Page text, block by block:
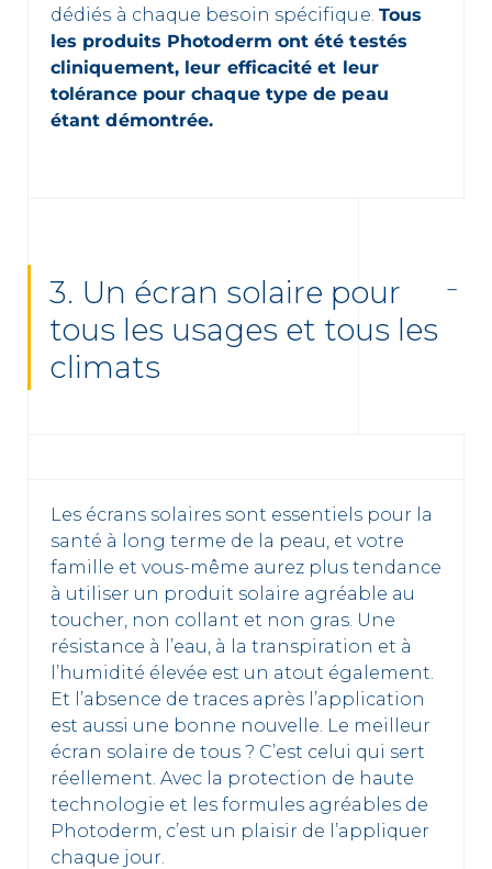
dédiés à chaque besoin spécifique. Tous
les produits Photoderm ont été testés
cliniquement, leur efficacité et leur
tolérance pour chaque type de peau
étant démontrée.
3. Un écran solaire pour
tous les usages et tous les
climats
Les écrans solaires sont essentiels pour la
santé à long terme de la peau, et votre
famille et vous-même aurez plus tendance
à utiliser un produit solaire agréable au
toucher, non collant et non gras. Une
résistance à l’eau, à la transpiration et à
l’humidité élevée est un atout également.
Et l’absence de traces après l’application
est aussi une bonne nouvelle. Le meilleur
écran solaire de tous ? C’est celui qui sert
réellement. Avec la protection de haute
technologie et les formules agréables de
Photoderm, c’est un plaisir de l’appliquer
chaque jour.